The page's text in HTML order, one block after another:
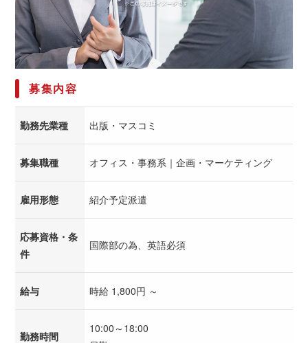
募集内容
勤務先業種 出版・マスコミ
募集職種 オフィス・事務系｜企画・マーケティング
雇用形態 紹介予定派遣
応募資格・条
件
国際部の為、英語必須
給与 時給 1,800円 ～
勤務時間
10:00～18:00